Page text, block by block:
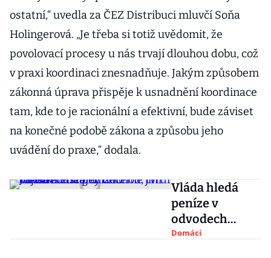
ostatní,“ uvedla za ČEZ Distribuci mluvčí Soňa
Holingerová. „Je třeba si totiž uvědomit, že
povolovací procesy u nás trvají dlouhou dobu, což
v praxi koordinaci znesnadňuje. Jakým způsobem
zákonná úprava přispěje k usnadnění koordinace
tam, kde to je racionální a efektivní, bude záviset
na konečné podobě zákona a způsobu jeho
uvádění do praxe,“ dodala.
Vláda hledá
peníze v
odvodech
ičařů. Chceme
Domácí